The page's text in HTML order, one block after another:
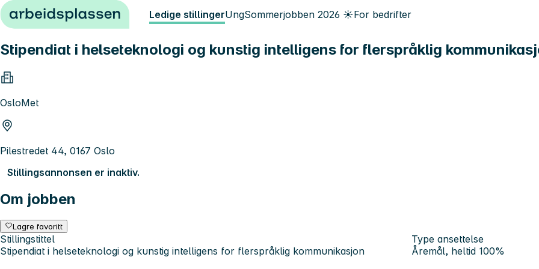
Hopp til innhold Ledige stillingerUngSommerjobben 2026 ☀️For bedrifter
Stipendiat i helseteknologi og kunstig intelligens for flerspråklig
OsloMet
Pilestredet 44, 0167 Oslo
Stillingsannonsen er inaktiv.
Om jobben
Lagre favoritt
Stillingstittel
Stipendiat i helseteknologi og kunstig intelligens for flerspråklig kommunikasjon
Type ansettelse
Åremål, heltid 100%